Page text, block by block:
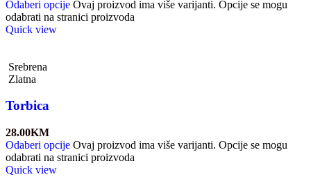
Odaberi opcije Ovaj proizvod ima više varijanti. Opcije se mogu
odabrati na stranici proizvoda
Quick view
Srebrena
Zlatna
Torbica
28.00KM
Odaberi opcije Ovaj proizvod ima više varijanti. Opcije se mogu
odabrati na stranici proizvoda
Quick view